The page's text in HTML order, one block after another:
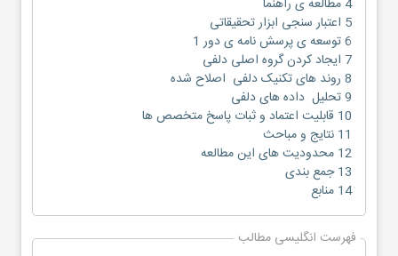
4 مطالعه ی راهنما
5 اعتبار سنجی ابزار تحقیقاتی
6 توسعه ی پرسش نامه ی دور 1
7 ایجاد کردن گروه اصلی دلفی
8 روند های تکنیک دلفی اصلاح شده
9 تحلیل داده های دلفی
10 قابلیت اعتماد و ثبات پاسخ متخصص ها
11 نتایج و مباحث
12 محدودیت های این مطالعه
13 جمع بندی
14 منابع
فهرست انگلیسی مطالب